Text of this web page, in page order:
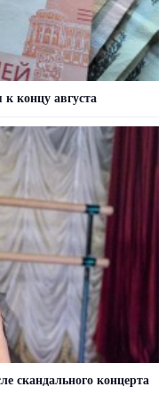
к концу августа
скандального концерта